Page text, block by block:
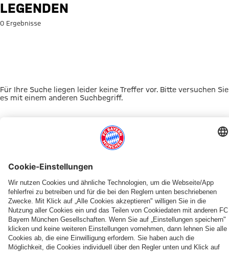
Suche: Legenden
LEGENDEN
0 Ergebnisse
Für Ihre Suche liegen leider keine Treffer vor. Bitte versuchen Sie
es mit einem anderen Suchbegriff.
DAS KÖNNTE DICH INTERESSIEREN
JETZT DOWNLOADEN
Die
FCBB-
ERLEBE DEN FCBB
Tageskarten
für
OUT NOW
Unser
Home